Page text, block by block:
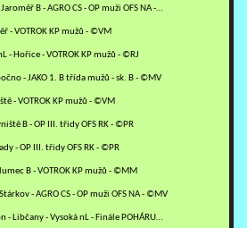
B - AGRO CS - OP muži OFS NA -…
- VOTROK KP mužů - ©VM
- Hořice - VOTROK KP mužů - ©RJ
- JAKO 1. B třída mužů - sk. B - ©MV
- VOTROK KP mužů - ©VM
B - OP III. třidy OFS RK - ©PR
- OP III. třidy OFS RK - ©PR
B - VOTROK KP mužů - ©MM
- AGRO CS - OP muži OFS NA - ©MV
Libčany - Vysoká nL - Finále POHÁRU…